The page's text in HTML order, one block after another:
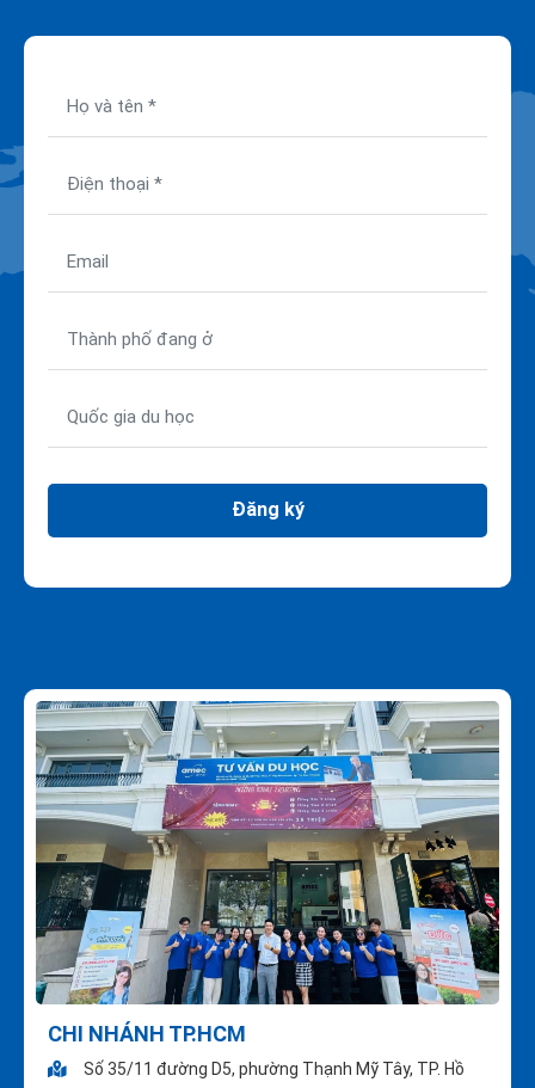
Đăng ký
CHI NHÁNH TP.HCM
Số 35/11 đường D5, phường Thạnh Mỹ Tây, TP. Hồ